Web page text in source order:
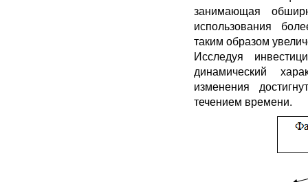
занимающая
использования
таким образом
Исследуя
динамический
изменения
течением времени.